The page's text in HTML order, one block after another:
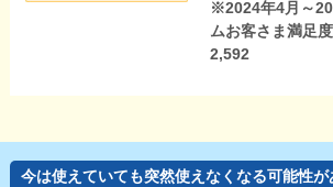
※2024年4月～
ムお客さま満足
2,592
今は使えていても突然使えなくなる可能性が